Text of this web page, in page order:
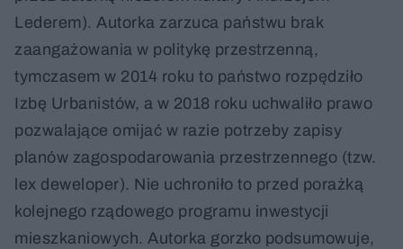
Lederem). Autorka zarzuca państwu brak
zaangażowania w politykę przestrzenną,
tymczasem w 2014 roku to państwo rozpędziło
Izbę Urbanistów, a w 2018 roku uchwaliło prawo
pozwalające omijać w razie potrzeby zapisy
planów zagospodarowania przestrzennego (tzw.
lex deweloper). Nie uchroniło to przed porażką
kolejnego rządowego programu inwestycji
mieszkaniowych. Autorka gorzko podsumowuje,